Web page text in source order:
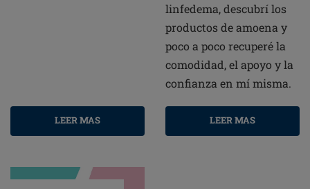
LEER MAS
linfedema, descubrí los
productos de amoena y
poco a poco recuperé la
comodidad, el apoyo y la
confianza en mí misma.
LEER MAS